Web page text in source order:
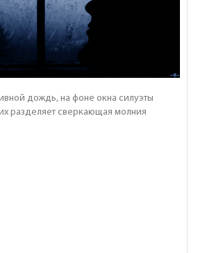
дождь, на фоне окна силуэты
разделяет сверкающая молния